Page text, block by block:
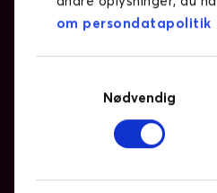
om persondatapolitik
Nødvendig
"På trods af
stigende grad
gennemføre en